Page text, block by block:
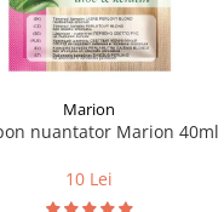
Marion
nuantator Marion 40ml
10 Lei